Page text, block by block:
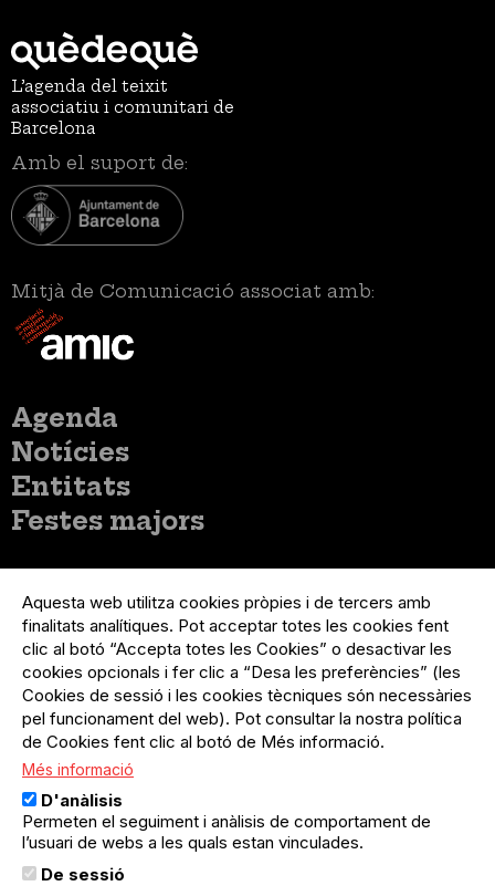
L’agenda del teixit
associatiu i comunitari de
Barcelona
Amb el suport de:
Mitjà de Comunicació associat amb:
Menú
principal
Agenda
Notícies
Entitats
Festes majors
del
compte
d'usuari
Menú
usuari
no
loggat
Registre organització
Menú
Peu
Sobre el projecte
Preguntes freqüents
Contacte
Menú
Legal
Política de privacitat
Avís legal
Política de cookies
El Quèdequè no es fa responsable de les activitats
Aquesta web utilitza cookies pròpies i de tercers amb
finalitats analítiques. Pot acceptar totes les cookies fent
clic al botó “Accepta totes les Cookies” o desactivar les
cookies opcionals i fer clic a “Desa les preferències” (les
Cookies de sessió i les cookies tècniques són necessàries
pel funcionament del web). Pot consultar la nostra política
de Cookies fent clic al botó de Més informació.
Més informació
D'anàlisis
Permeten el seguiment i anàlisis de comportament de
l’usuari de webs a les quals estan vinculades.
De sessió